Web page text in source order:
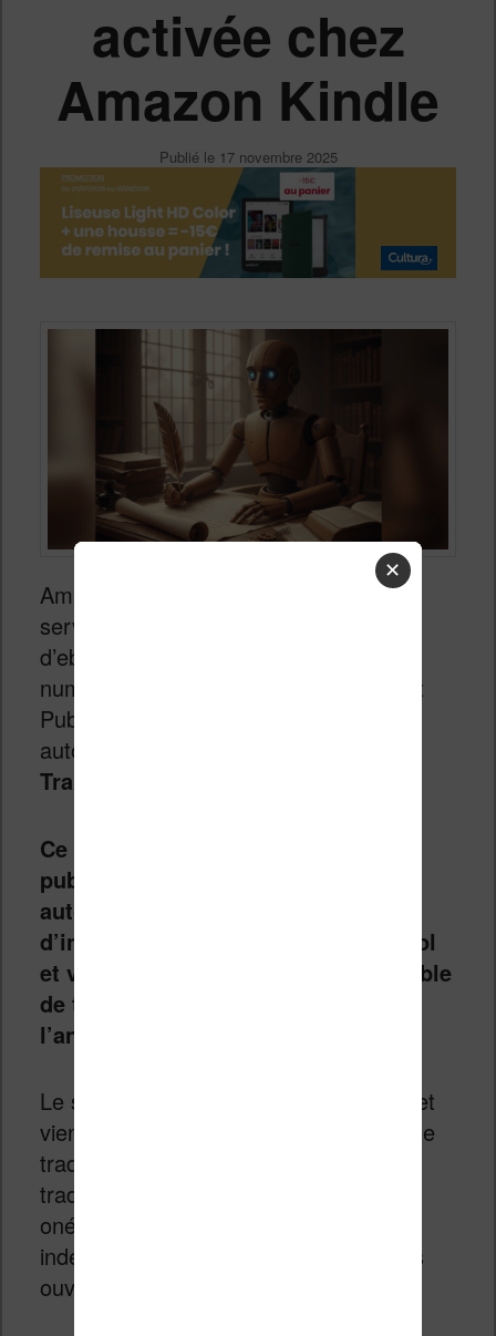
activée chez
Amazon Kindle
Publié le 17 novembre 2025
Amazon vient de lancer un nouveau
service dédié aux écrivains et éditeurs
d’ebooks qui publient leurs ouvrages
numériques sur le service Kindle Direct
Publishing (KDP) : la traduction
automatique de livres ou «
Translate
Ce service permet aux auteurs qui
publient en anglais de traduire
automatiquement, via un logiciel
d’intelligence artificielle, en espagnol
et vice versa. Il est également possible
de traduire de l’allemand vers
l’anglais.
Le service est accessible aux auteurs et
vient résoudre le problème des coûts de
traduction. En effet, faire appel à un
traducteur professionnel peut être
onéreux, surtout pour un auteur
indépendant qui publie directement ses
ouvrages sur KDP.
✕